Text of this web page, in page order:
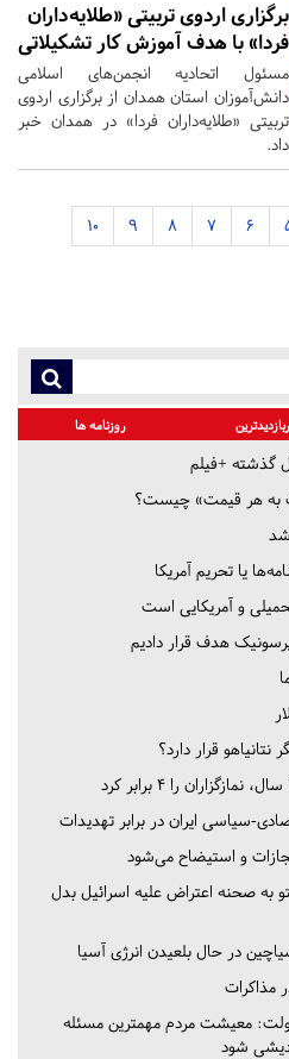
برگزاری اردوی تربیتی «طلایه‌داران
فردا» با هدف آموزش کار تشکیلاتی
مسئول اتحادیه انجمن‌های اسلامی
دانش‌آموزان استان همدان از برگزاری اردوی
تربیتی «طلایه‌داران فردا» در همدان خبر
داد.
6
7
8
9
10
روزنامه ها
به هر قیمت» چیست؟
یا تحریم‌ آمریکا
و آمریکایی است
هدف قرار دادیم
قرار دارد؟
سیاسی ایران در برابر تهدیدات
و استیضاح می‌شود
به صحنه اعتراض علیه اسرائیل بدل
در حال بلعیدن انرژی آسیا
مذاکرات
معیشت مردم مهمترین مسئله
شود